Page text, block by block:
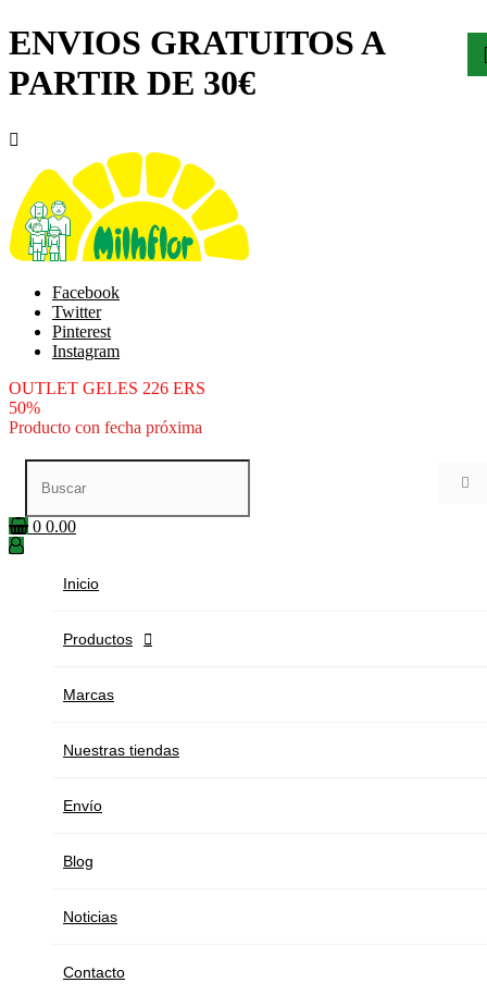
ENVIOS GRATUITOS A
PARTIR DE 30€

Facebook
Twitter
Pinterest
Instagram
OUTLET GELES 226 ERS
50%
Producto con fecha próxima

0 0.00
Inicio
Productos 
Marcas
Nuestras tiendas
Envío
Blog
Noticias
Contacto